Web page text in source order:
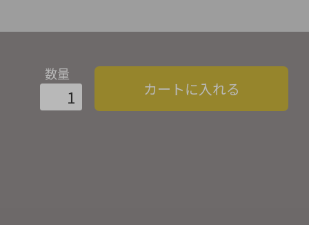
数量
カートに入れる